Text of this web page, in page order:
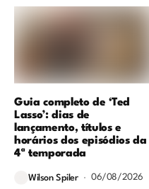
Guia completo de ‘Ted
Lasso’: dias de
lançamento, títulos e
horários dos episódios da
4ª temporada
Wilson Spiler 06/08/2026